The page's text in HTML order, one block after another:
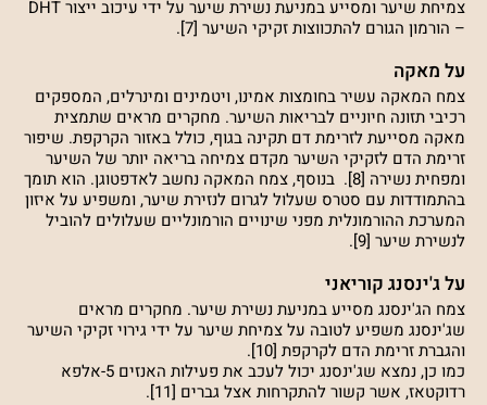
צמיחת שיער ומסייע במניעת נשירת שיער על ידי עיכוב ייצור DHT
– הורמון הגורם להתכווצות זקיקי השיער [7].
על מאקה
צמח המאקה עשיר בחומצות אמינו, ויטמינים ומינרלים, המספקים
רכיבי תזונה חיוניים לבריאות השיער. מחקרים מראים שתמצית
מאקה מסייעת לזרימת דם תקינה בגוף, כולל באזור הקרקפת. שיפור
זרימת הדם לזקיקי השיער מקדם צמיחה בריאה יותר של השיער
ומפחית נשירה [8]. בנוסף, צמח המאקה נחשב לאדפטוגן. הוא תומך
בהתמודדות עם סטרס שעלול לגרום לנזירת שיער, ומשפיע על איזון
המערכת ההורמונלית מפני שינויים הורמונליים שעלולים להוביל
לנשירת שיער [9].
על ג'ינסנג קוריאני
צמח הג'ינסנג מסייע במניעת נשירת שיער. מחקרים מראים
שג'ינסנג משפיע לטובה על צמיחת שיער על ידי גירוי זקיקי השיער
והגברת זרימת הדם לקרקפת [10].
כמו כן, נמצא שג'ינסנג יכול לעכב את פעילות האנזים 5-אלפא
רדוקטאז, אשר קשור להתקרחות אצל גברים [11].